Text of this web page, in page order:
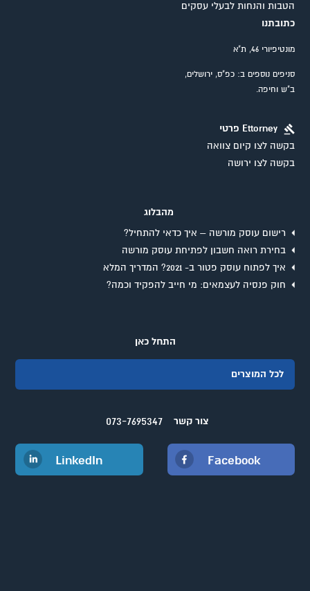
הטבות והנחות לבעלי עסקים
כתובתנו
מונטיפיורי 46, ת"א
סניפים נוספים ב: כפ"ס, ירושלים,
ב"ש וחיפה.
Ettorney פרטי
בקשה לצו קיום צוואה
בקשה לצו ירושה
מהבלוג
רישום עוסק מורשה – איך כדאי להתחיל?
בחירת רואה חשבון לפתיחת עוסק מורשה
איך לפתוח עוסק פטור ב- 2021? המדריך המלא
חוק פנסיה לעצמאים: מי חייב להפקיד וכמה?
התחל כאן
לכל המוצרים
צור קשר 073-7695347
Facebook
LinkedIn